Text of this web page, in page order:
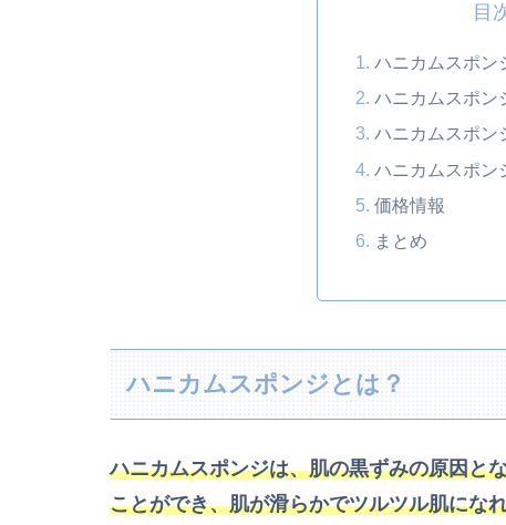
目
ハニカムスポン
ハニカムスポン
ハニカムスポン
ハニカムスポン
価格情報
まとめ
ハニカムスポンジとは？
ハニカムスポンジは、肌の黒ずみの原因と
ことができ、肌が滑らかでツルツル肌にな